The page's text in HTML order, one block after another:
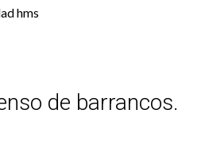
hms
de barrancos.